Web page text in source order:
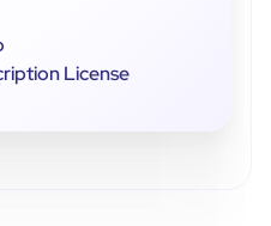
License